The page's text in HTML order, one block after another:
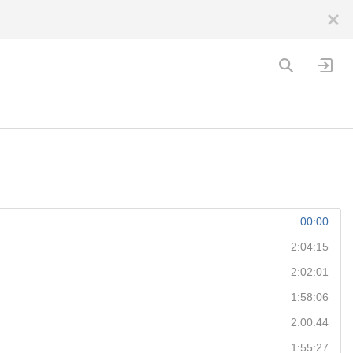
00:00
2:04:15
2:02:01
1:58:06
2:00:44
1:55:27